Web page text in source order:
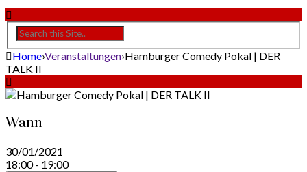
Home›Veranstaltungen›Hamburger Comedy Pokal | DER
TALK II
Wann
30/01/2021
18:00 - 19:00